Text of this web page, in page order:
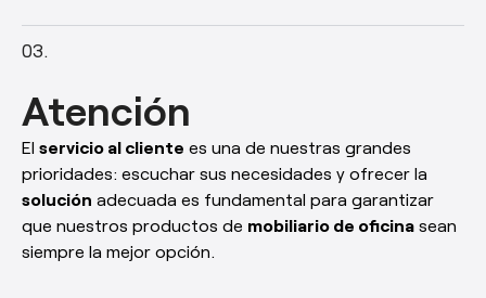
Atención
El servicio al cliente es una de nuestras grandes
prioridades: escuchar sus necesidades y ofrecer la
solución adecuada es fundamental para garantizar
que nuestros productos de mobiliario de oficina sean
siempre la mejor opción.